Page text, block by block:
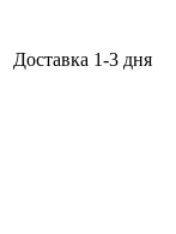
Доставка 1-3 дня